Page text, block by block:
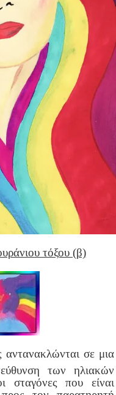
τόξου (β)
σε μια
των ηλιακών
σταγόνες που είναι